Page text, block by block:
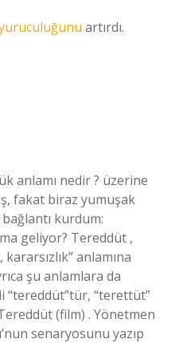
artırdı.
anlamı nedir ? üzerine
fakat biraz yumuşak
kurdum:
geliyor? Tereddüt ,
anlamına
şu anlamlara da
“tereddüt”tür, “terettüt”
(film) . Yönetmen
senaryosunu yazıp